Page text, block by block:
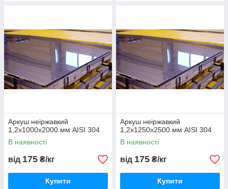
Аркуш неіржавкий
1,2х1000х2000 мм AISI 304
В наявності
від 175 ₴/кг
Купити
Аркуш неіржавкий
1,2х1250х2500 мм AISI 304
В наявності
від 175 ₴/кг
Купити